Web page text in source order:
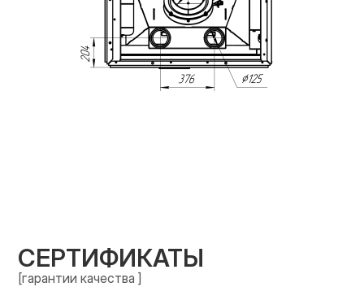
СЕРТИФИКАТЫ
[гарантии качества ]